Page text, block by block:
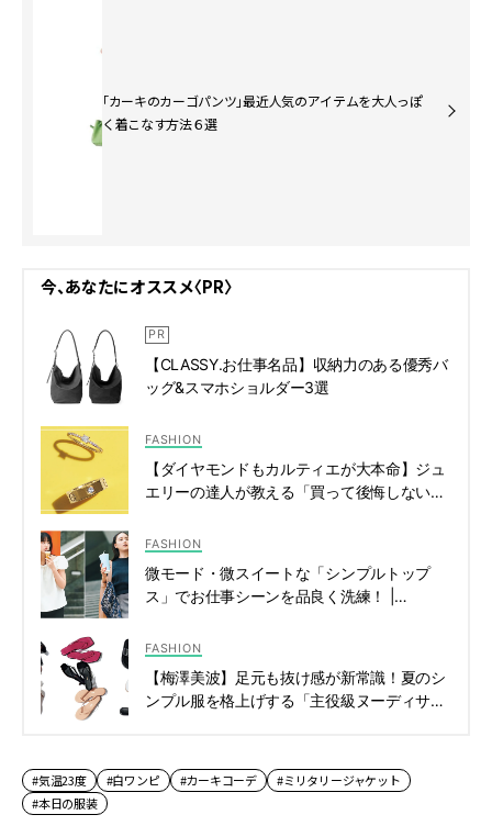
「カーキのカーゴパンツ」最近人気のアイテムを大人っぽ
く着こなす方法６選
今、あなたにオススメ〈PR〉
【CLASSY.お仕事名品】収納力のある優秀バ
ッグ&スマホショルダー3選
FASHION
【ダイヤモンドもカルティエが大本命】ジュ
エリーの達人が教える「買って後悔しない」
FASHION
微モード・微スイートな「シンプルトップ
ス」でお仕事シーンを品良く洗練！ |
FASHION
【梅澤美波】足元も抜け感が新常識！夏のシ
ンプル服を格上げする「主役級ヌーディサン
#気温23度 #白ワンピ #カーキコーデ
#ミリタリージャケット
#本日の服装